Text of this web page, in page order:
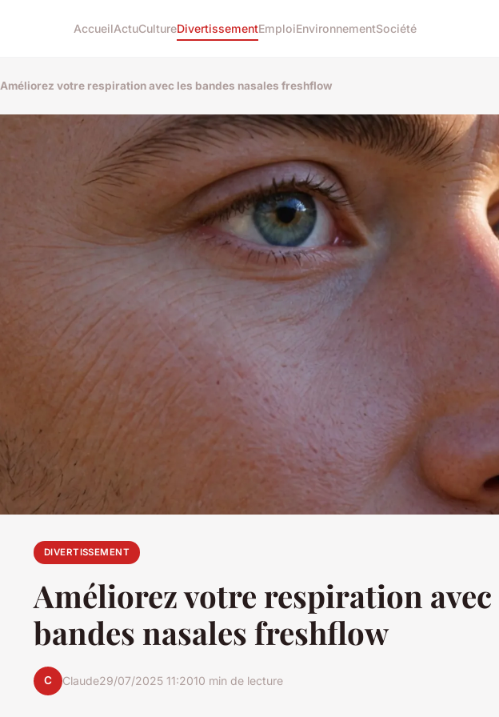
AccueilActuCultureDivertissementEmploiEnvironnementSociété
Améliorez votre respiration avec les bandes nasales freshflow
DIVERTISSEMENT
Améliorez votre respiration avec
bandes nasales freshflow
C Claude29/07/2025 11:2010 min de lecture